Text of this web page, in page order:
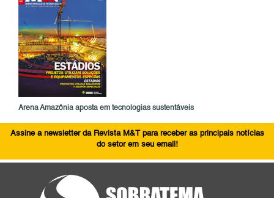
Arena Amazônia aposta em tecnologias sustentáveis
Assine a newsletter da Revista M&T para receber as principais notícias
do setor em seu email!